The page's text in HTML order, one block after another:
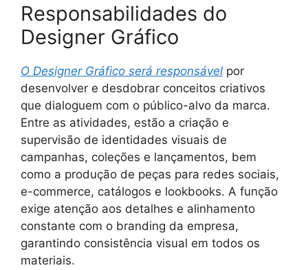
Responsabilidades do
Designer Gráfico
O Designer Gráfico será responsável por
desenvolver e desdobrar conceitos criativos
que dialoguem com o público-alvo da marca.
Entre as atividades, estão a criação e
supervisão de identidades visuais de
campanhas, coleções e lançamentos, bem
como a produção de peças para redes sociais,
e-commerce, catálogos e lookbooks. A função
exige atenção aos detalhes e alinhamento
constante com o branding da empresa,
garantindo consistência visual em todos os
materiais.